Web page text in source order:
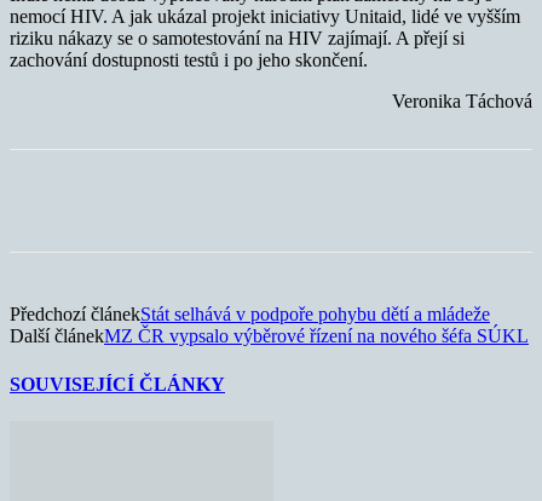
nemocí HIV. A jak ukázal projekt iniciativy Unitaid, lidé ve vyšším
riziku nákazy se o samotestování na HIV zajímají. A přejí si
zachování dostupnosti testů i po jeho skončení.
Veronika Táchová
Předchozí článekStát selhává v podpoře pohybu dětí a mládeže
Další článekMZ ČR vypsalo výběrové řízení na nového šéfa SÚKL
SOUVISEJÍCÍ ČLÁNKY